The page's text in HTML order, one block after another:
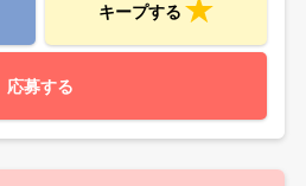
キープする
応募する